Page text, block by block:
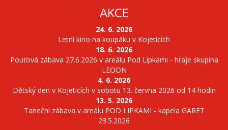
AKCE
24. 6. 2026
Letní kino na koupáku v Kojeticích
18. 6. 2026
Pouťová zábava 27.6.2026 v areálu Pod Lipkami - hraje skupina
LEOON
4. 6. 2026
Dětský den v Kojeticích v sobotu 13. června 2026 od 14 hodin
13. 5. 2026
Taneční zábava v areálu POD LIPKAMI - kapela GARET
23.5.2026